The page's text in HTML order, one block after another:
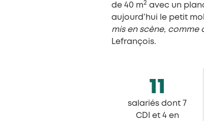
de 40 m2 avec un
aujourd’hui le petit
mis en scène, comme
Lefrançois.
11
salariés dont 7
CDI et 4 en